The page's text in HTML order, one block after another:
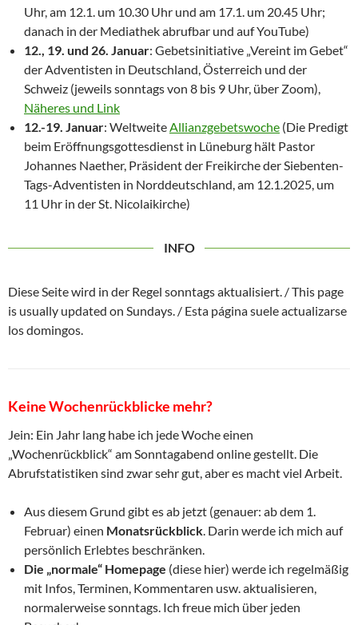
Uhr, am 12.1. um 10.30 Uhr und am 17.1. um 20.45 Uhr;
danach in der Mediathek abrufbar und auf YouTube)
12., 19. und 26. Januar: Gebetsinitiative „Vereint im Gebet“
der Adventisten in Deutschland, Österreich und der
Schweiz (jeweils sonntags von 8 bis 9 Uhr, über Zoom),
Näheres und Link
12.-19. Januar: Weltweite Allianzgebetswoche (Die Predigt
beim Eröffnungsgottesdienst in Lüneburg hält Pastor
Johannes Naether, Präsident der Freikirche der Siebenten-
Tags-Adventisten in Norddeutschland, am 12.1.2025, um
11 Uhr in der St. Nicolaikirche)
INFO
Diese Seite wird in der Regel sonntags aktualisiert. / This page
is usually updated on Sundays. / Esta página suele actualizarse
los domingos.
Keine Wochenrückblicke mehr?
Jein: Ein Jahr lang habe ich jede Woche einen
„Wochenrückblick“ am Sonntagabend online gestellt. Die
Abrufstatistiken sind zwar sehr gut, aber es macht viel Arbeit.
Aus diesem Grund gibt es ab jetzt (genauer: ab dem 1.
Februar) einen Monatsrückblick . Darin werde ich mich auf
persönlich Erlebtes beschränken.
Die „normale“ Homepage (diese hier) werde ich regelmäßig
mit Infos, Terminen, Kommentaren usw. aktualisieren,
normalerweise sonntags. Ich freue mich über jeden